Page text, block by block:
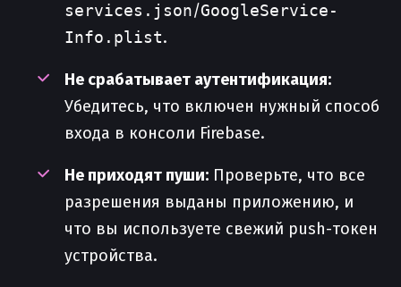
services.json/GoogleService-
Info.plist.
Не срабатывает аутентификация:
Убедитесь, что включен нужный способ
входа в консоли Firebase.
Не приходят пуши: Проверьте, что все
разрешения выданы приложению, и
что вы используете свежий push-токен
устройства.